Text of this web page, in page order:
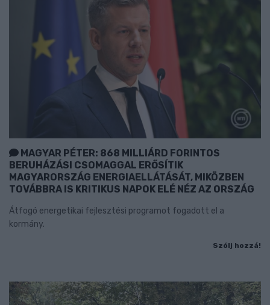
MAGYAR PÉTER: 868 MILLIÁRD FORINTOS
BERUHÁZÁSI CSOMAGGAL ERŐSÍTIK
MAGYARORSZÁG ENERGIAELLÁTÁSÁT, MIKÖZBEN
TOVÁBBRA IS KRITIKUS NAPOK ELÉ NÉZ AZ ORSZÁG
Átfogó energetikai fejlesztési programot fogadott el a
kormány.
Szólj hozzá!